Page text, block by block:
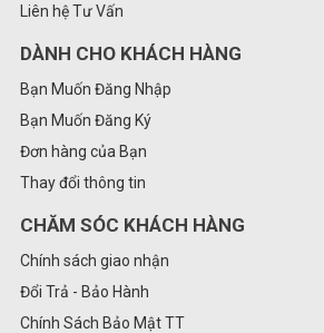
Liên hệ Tư Vấn
DÀNH CHO KHÁCH HÀNG
Bạn Muốn Đăng Nhập
Bạn Muốn Đăng Ký
Đơn hàng của Bạn
Thay đổi thông tin
CHĂM SÓC KHÁCH HÀNG
Chính sách giao nhận
Đổi Trả - Bảo Hành
Chính Sách Bảo Mật TT